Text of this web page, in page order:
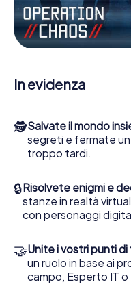
Lavori insieme con una
porti gli ufficiali di
Escape Game a
essere pronti a
la sua squadra sarete
del Gevelsberg e
suoi biglietti nel mondo
segreti e trasformi
all'aperto!
In evidenza
🕵Salvate il mondo
segreti e fermate un
troppo tardi.
🔒Risolvete enigmi e
stanze in realtà
con personaggi
🤝Unite i vostri punti di
un ruolo in base ai
campo, Esperto IT